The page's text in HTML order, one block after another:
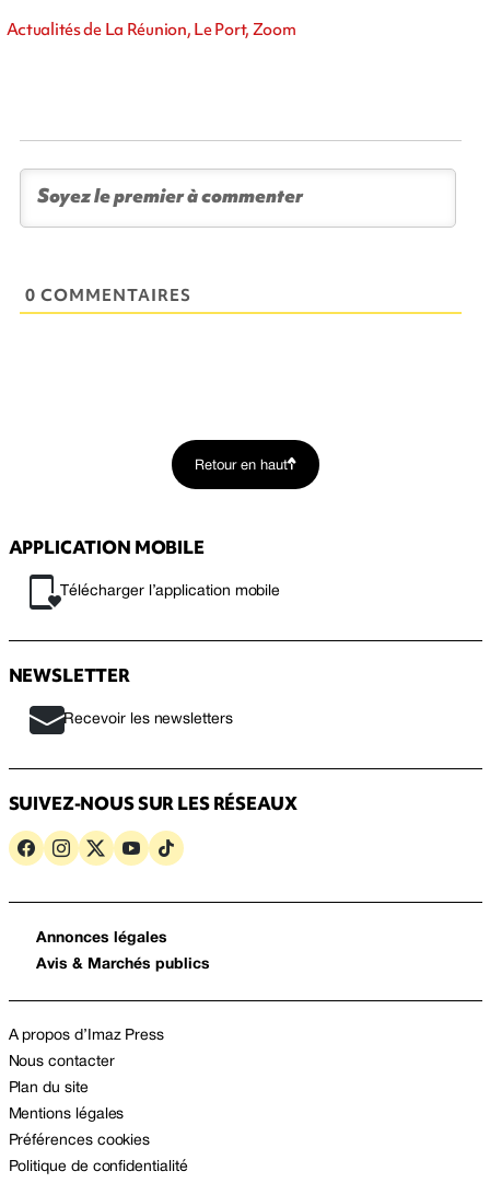
Actualités de La Réunion, Le Port, Zoom
0 COMMENTAIRES
Retour en haut
APPLICATION MOBILE
Télécharger l’application mobile
NEWSLETTER
Recevoir les newsletters
SUIVEZ-NOUS SUR LES RÉSEAUX
Annonces légales
Avis & Marchés publics
A propos d’Imaz Press
Nous contacter
Plan du site
Mentions légales
Préférences cookies
Politique de confidentialité